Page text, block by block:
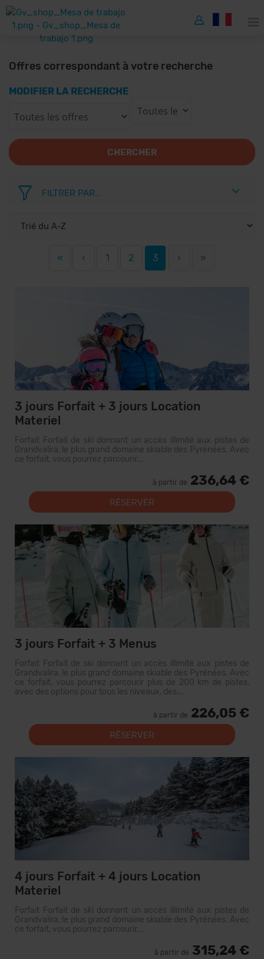
Offres correspondant à votre recherche
MODIFIER LA RECHERCHE
CHERCHER
FILTRER PAR...
« ‹ 1 2 3 › »
3 jours Forfait + 3 jours Location
Materiel
Forfait Forfait de ski donnant un accès illimité aux pistes de
Grandvalira, le plus grand domaine skiable des Pyrénées. Avec
ce forfait, vous pourrez parcourir...
à partir de 236,64 €
RÉSERVER
3 jours Forfait + 3 Menus
Forfait Forfait de ski donnant un accès illimité aux pistes de
Grandvalira, le plus grand domaine skiable des Pyrénées. Avec
ce forfait, vous pourrez parcourir plus de 200 km de pistes,
avec des options pour tous les niveaux, des...
à partir de 226,05 €
RÉSERVER
4 jours Forfait + 4 jours Location
Materiel
Forfait Forfait de ski donnant un accès illimité aux pistes de
Grandvalira, le plus grand domaine skiable des Pyrénées. Avec
ce forfait, vous pourrez parcourir...
à partir de 315,24 €